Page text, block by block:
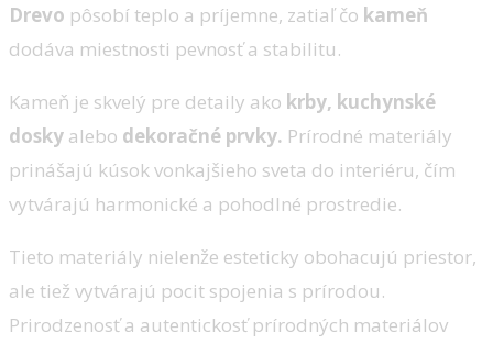
Drevo pôsobí teplo a príjemne, zatiaľ čo kameň
dodáva miestnosti pevnosť a stabilitu.
Kameň je skvelý pre detaily ako krby, kuchynské
dosky alebo dekoračné prvky. Prírodné materiály
prinášajú kúsok vonkajšieho sveta do interiéru, čím
vytvárajú harmonické a pohodlné prostredie.
Tieto materiály nielenže esteticky obohacujú priestor,
ale tiež vytvárajú pocit spojenia s prírodou.
Prirodzenosť a autentickosť prírodných materiálov